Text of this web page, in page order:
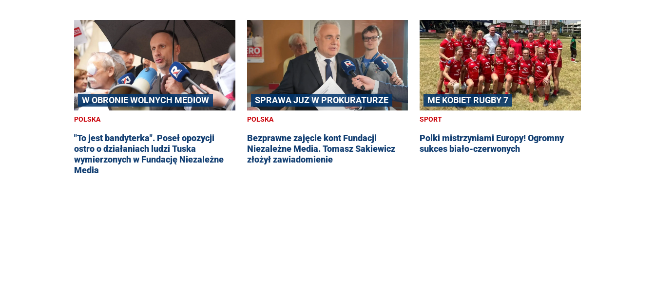
W OBRONIE WOLNYCH MEDIOW
POLSKA
"To jest bandyterka". Poseł opozycji
ostro o działaniach ludzi Tuska
wymierzonych w Fundację Niezależne
Media
SPRAWA JUŻ W PROKURATURZE
POLSKA
Bezprawne zajęcie kont Fundacji
Niezależne Media. Tomasz Sakiewicz
złożył zawiadomienie
ME KOBIET RUGBY 7
SPORT
Polki mistrzyniami Europy! Ogromny
sukces biało-czerwonych